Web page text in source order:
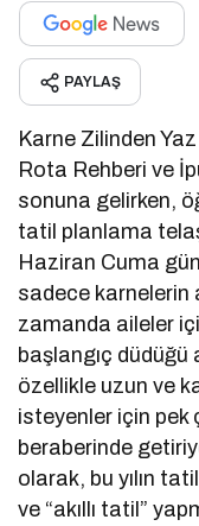
PAYLAŞ
Karne Zilinden
Rota Rehberi ve
sonuna gelirken,
tatil planlama
Haziran Cuma
sadece karnelerin
zamanda aileler
başlangıç düdüğü
özellikle uzun ve
isteyenler için pek
beraberinde
olarak, bu yılın
ve “akıllı tatil”